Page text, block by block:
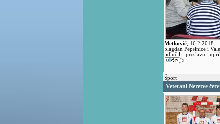
Metković 16.2.2018. -
blagdan Pepelnice i
odlučili proslavu
Šport
Veterani Neretve